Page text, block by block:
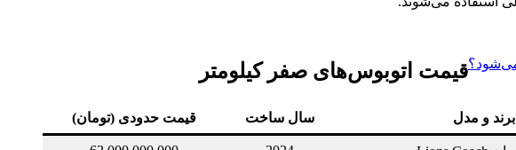
قیمت اتوبوس‌های صفر کیلومتر
برند و مدل سال ساخت قیمت حدودی (تومان)